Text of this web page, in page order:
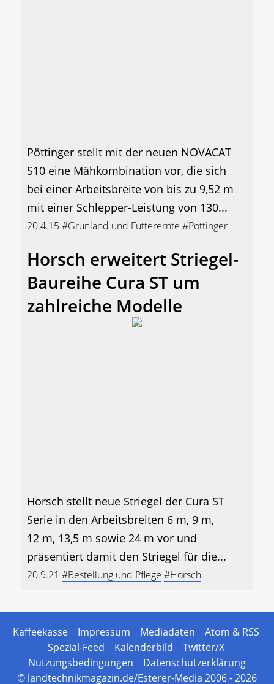
Pöttinger stellt mit der neuen NOVACAT
S10 eine Mähkombination vor, die sich
bei einer Arbeitsbreite von bis zu 9,52 m
mit einer Schlepper-Leistung von 130...
20.4.15#Grünland und Futterernte #Pöttinger
Horsch erweitert Striegel-
Baureihe Cura ST um
zahlreiche Modelle
Horsch stellt neue Striegel der Cura ST
Serie in den Arbeitsbreiten 6 m, 9 m,
12 m, 13,5 m sowie 24 m vor und
präsentiert damit den Striegel für die...
20.9.21 #Bestellung und Pflege #Horsch
Kaffeekasse Impressum Mediadaten
Atom & RSS
Spezial-Feed
Kalenderbild
Twitter/X
Nutzungsbedingungen
Datenschutzerklärung
© landtechnikmagazin.de/Esterer-Media 2006 - 2026